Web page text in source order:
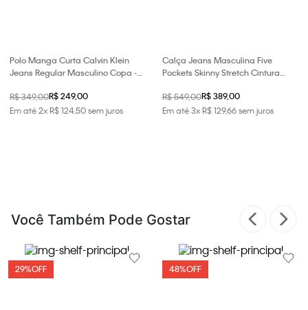
Polo Manga Curta Calvin Klein
Jeans Regular Masculino Copa -
R$ 349,00R$ 249,00
Em até2xR$12450sem juros
Calça Jeans Masculina Five
Pockets Skinny Stretch Cintura
Médio
R$ 549,00R$ 389,00
Em até3xR$129,66sem juros
Você Também Pode Gostar
29%OFF 48%OFF